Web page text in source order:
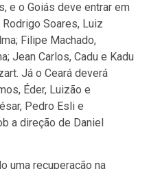
e o Goiás deve entrar em
Soares, Luiz
Filipe Machado,
Jean Carlos, Cadu e Kadu
Já o Ceará deverá
Éder, Luizão e
Pedro Esli e
a direção de Daniel
uma recuperação na